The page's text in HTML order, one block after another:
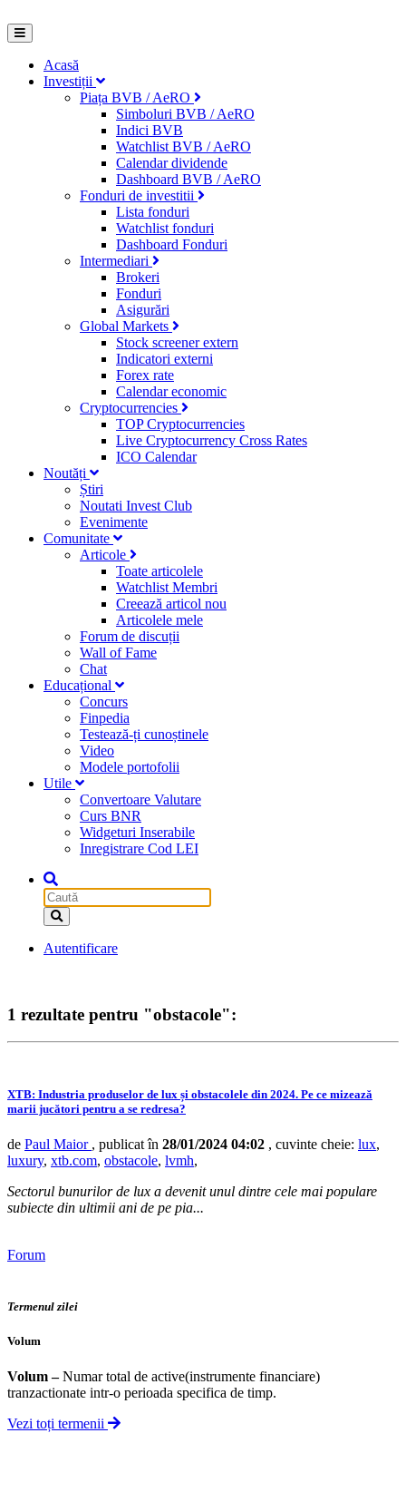
Acasă
Investiții
Piața BVB / AeRO
Simboluri BVB / AeRO
Indici BVB
Watchlist BVB / AeRO
Calendar dividende
Dashboard BVB / AeRO
Fonduri de investitii
Lista fonduri
Watchlist fonduri
Dashboard Fonduri
Intermediari
Brokeri
Fonduri
Asigurări
Global Markets
Stock screener extern
Indicatori externi
Forex rate
Calendar economic
Cryptocurrencies
TOP Cryptocurrencies
Live Cryptocurrency Cross Rates
ICO Calendar
Noutăți
Știri
Noutati Invest Club
Evenimente
Comunitate
Articole
Toate articolele
Watchlist Membri
Creează articol nou
Articolele mele
Forum de discuții
Wall of Fame
Chat
Educațional
Concurs
Finpedia
Testează-ți cunoștinele
Video
Modele portofolii
Utile
Convertoare Valutare
Curs BNR
Widgeturi Inserabile
Inregistrare Cod LEI
Autentificare
1 rezultate pentru "obstacole":
XTB: Industria produselor de lux și obstacolele din 2024. Pe ce mizează
marii jucători pentru a se redresa?
de Paul Maior , publicat în 28/01/2024 04:02 , cuvinte cheie: lux,
luxury, xtb.com, obstacole, lvmh,
Sectorul bunurilor de lux a devenit unul dintre cele mai populare
subiecte din ultimii ani de pe pia...
Forum
Termenul zilei
Volum
Volum –Numar total de active(instrumente financiare)
tranzactionate intr-o perioada specifica de timp.
Vezi toți termenii